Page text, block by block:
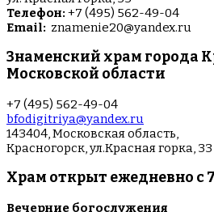
Телефон: +7 (495) 562-49-04
Email: znamenie20@yandex.ru
Знаменский храм города
Московской области
+7 (495) 562-49-04
bfodigitriya@yandex.ru
143404, Московская область,
Красногорск, ул.Красная горка, 33
Храм открыт ежедневно с
Вечерние богослужения